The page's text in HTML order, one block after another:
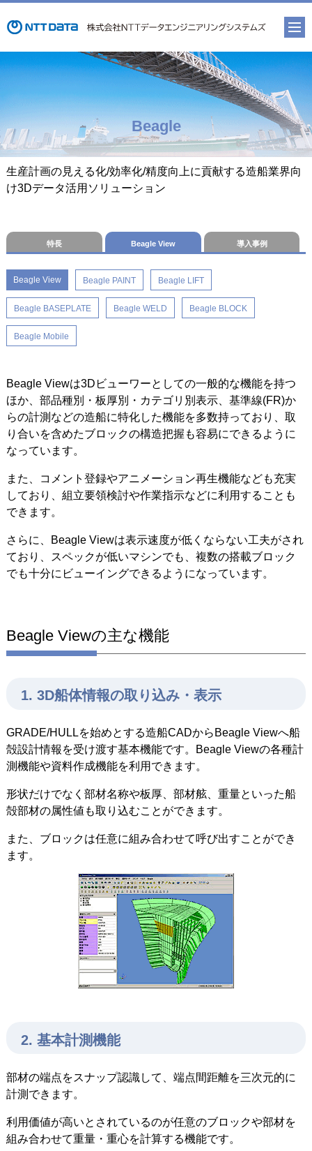
Beagle
生産計画の見える化/効率化/精度向上に貢献する造船業界向
け3Dデータ活用ソリューション
特長 Beagle View 導入事例
Beagle View Beagle PAINT Beagle LIFT
Beagle BASEPLATE Beagle WELD Beagle BLOCK
Beagle Mobile
Beagle Viewは3Dビューワーとしての一般的な機能を持つ
ほか、部品種別・板厚別・カテゴリ別表示、基準線(FR)か
らの計測などの造船に特化した機能を多数持っており、取
り合いを含めたブロックの構造把握も容易にできるように
なっています。
また、コメント登録やアニメーション再生機能なども充実
しており、組立要領検討や作業指示などに利用することも
できます。
さらに、Beagle Viewは表示速度が低くならない工夫がされ
ており、スペックが低いマシンでも、複数の搭載ブロック
でも十分にビューイングできるようになっています。
Beagle Viewの主な機能
1. 3D船体情報の取り込み・表示
GRADE/HULLを始めとする造船CADからBeagle Viewへ船
殻設計情報を受け渡す基本機能です。Beagle Viewの各種計
測機能や資料作成機能を利用できます。
形状だけでなく部材名称や板厚、部材舷、重量といった船
殻部材の属性値も取り込むことができます。
また、ブロックは任意に組み合わせて呼び出すことができ
ます。
2. 基本計測機能
部材の端点をスナップ認識して、端点間距離を三次元的に
計測できます。
利用価値が高いとされているのが任意のブロックや部材を
組み合わせて重量・重心を計算する機能です。